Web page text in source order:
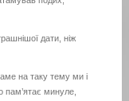
дати, ніж
на таку тему ми і
пам’ятає минуле,